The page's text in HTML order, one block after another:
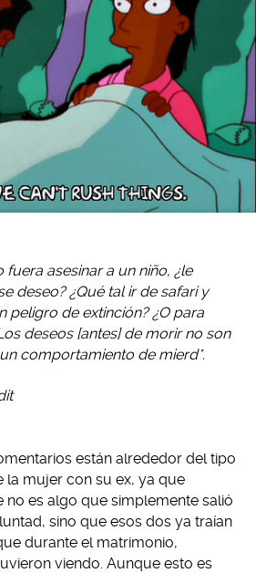
asesinar a un niño, ¿le
deseo? ¿Qué tal ir de safari y
peligro de extinción? ¿O para
deseos [antes] de morir no son
comportamiento de mierd*.
están alrededor del tipo
la mujer con su ex, ya que
no es algo que simplemente salió
sino que esos dos ya traían
durante el matrimonio,
viendo. Aunque esto es